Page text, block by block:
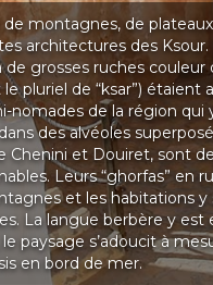
montagnes, de
architectures des Ksour.
grosses ruches couleur
pluriel de “ksar”) étaient
nomades de la région qui
des alvéoles
Chenini et Douiret, sont
Leurs “ghorfas” en
et les habitations y
La langue berbère y est
paysage s’adoucit à
en bord de mer.